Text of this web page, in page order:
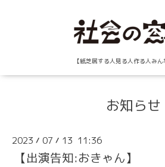
【紙芝居する人見る人作る人みん
お知らせ
2023 / 07 / 13 11:36
【出演告知:おきゃん】